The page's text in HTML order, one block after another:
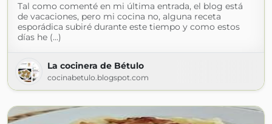
Tal como comenté en mi última entrada, el blog está
de vacaciones, pero mi cocina no, alguna receta
esporádica subiré durante este tiempo y como estos
días he (...)
La cocinera de Bétulo
cocinabetulo.blogspot.com